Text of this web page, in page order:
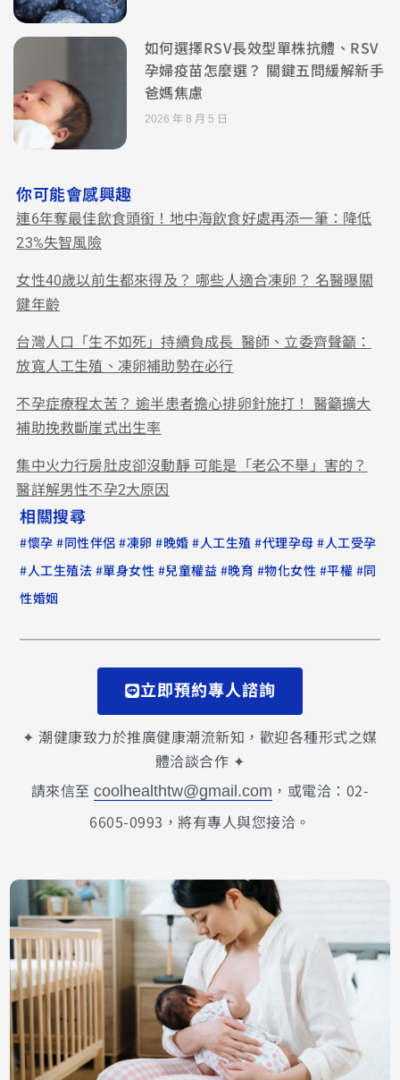
如何選擇RSV長效型單株抗體、RSV
孕婦疫苗怎麼選？ 關鍵五問緩解新手
爸媽焦慮
2026 年 8 月 5 日
你可能會感興趣
連6年奪最佳飲食頭銜！地中海飲食好處再添一筆：降低
23%失智風險
女性40歲以前生都來得及？ 哪些人適合凍卵？ 名醫曝關
鍵年齡
台灣人口「生不如死」持續負成長 醫師、立委齊聲籲：
放寬人工生殖、凍卵補助勢在必行
不孕症療程太苦？ 逾半患者擔心排卵針施打！ 醫籲擴大
補助挽救斷崖式出生率
集中火力行房肚皮卻沒動靜 可能是「老公不舉」害的？
醫詳解男性不孕2大原因
相關搜尋
#懷孕 #同性伴侶 #凍卵 #晚婚 #人工生殖 #代理孕母 #人工受孕
#人工生殖法 #單身女性 #兒童權益 #晚育 #物化女性 #平權 #同
性婚姻
立即預約專人諮詢
✦ 潮健康致力於推廣健康潮流新知，歡迎各種形式之媒
體洽談合作 ✦
請來信至coolhealthtw@gmail.com ，或電洽：02-
6605-0993，將有專人與您接洽。